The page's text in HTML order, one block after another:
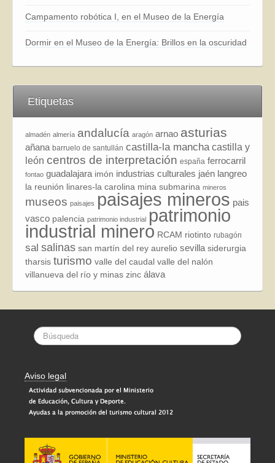
Campamento robótica I, en el Museo de la Energía
Dormir en el Museo de la Energía: Brillos en la oscuridad
Etiquetas
almadén almería andalucía aragón arnao asturias
añana barruelo de santullán castilla-la mancha castilla y
león centros de interpretación españa ferrocarril
fontao guadalajara imón industrias culturales jaén langreo
la reunión linares-la carolina mina submarina mineros
museos paisajes paisajes mineros pais
vasco palencia patrimonio industrial patrimonio
industrial minero RCAM riotinto rubagón
sal salinas san martín del rey aurelio sevilla siderurgia
tharsis turismo valle del caudal valle del nalón
villanueva del río y minas zinc álava
Aviso legal